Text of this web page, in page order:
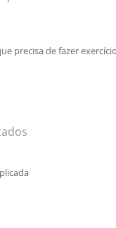
precisa de fazer